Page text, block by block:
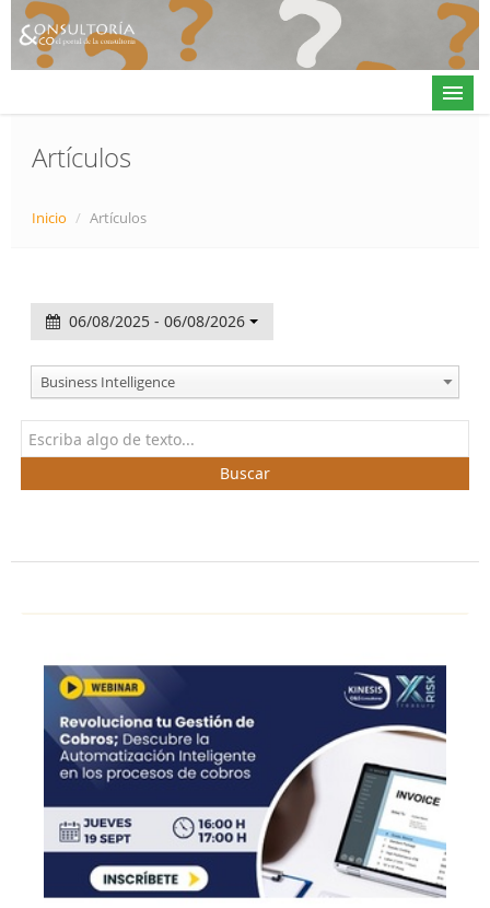
Contacto
𝕏
Artículos
Inicio / Artículos
06/08/2025 - 06/08/2026
Business Intelligence
Buscar